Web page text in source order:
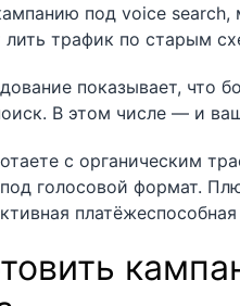
под voice
лить трафик по старым
показывает, что
В этом числе — и
с органическим
голосовой формат.